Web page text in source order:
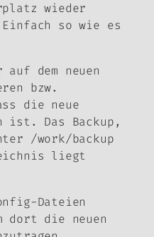
wieder
Einfach so wie es
dem neuen
bzw.
die neue
ist. Das Backup,
/work/backup
liegt
Dateien
dort die neuen